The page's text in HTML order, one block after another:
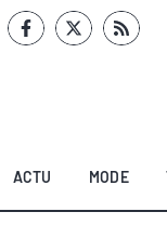
ACTU MODE